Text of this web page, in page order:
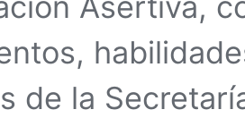
de la